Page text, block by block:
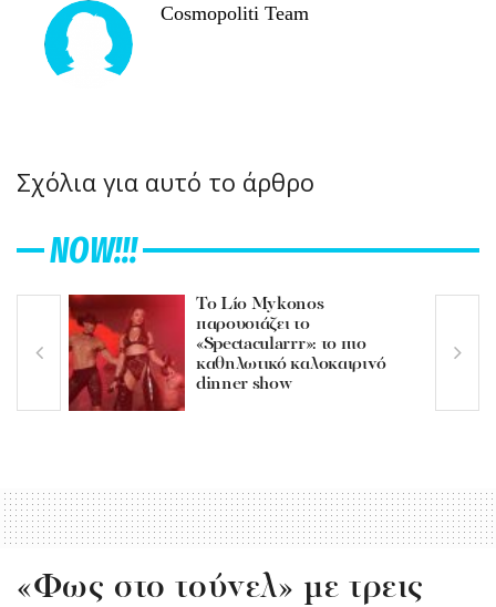
Cosmopoliti Team
Σχόλια για αυτό το άρθρο
NOW!!!
Το Lío Mykonos
παρουσιάζει το
«Spectacularrr»: το πιο
καθηλωτικό καλοκαιρινό
dinner show
«Φως στο τούνελ» με τρεις